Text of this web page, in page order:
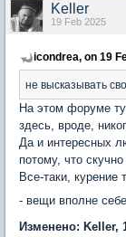
Keller
19 Feb 2025
icondrea, on 19
не высказывать
На этом форуме
здесь, вроде,
Да и интересных
потому, что
Все-таки, курение
- вещи вполне
Изменено: Keller,